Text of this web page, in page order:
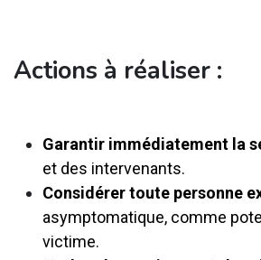
Actions à réaliser :
Garantir immédiatement la
et des intervenants.
Considérer toute personne
asymptomatique, comme
victime.